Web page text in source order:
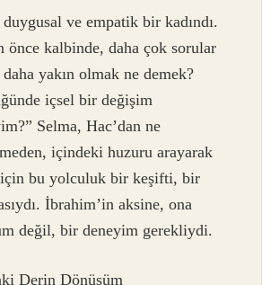
ve empatik bir kadındı.
önce kalbinde, daha çok sorular
yakın olmak ne demek?
içsel bir değişim
Selma, Hac’dan ne
içindeki huzuru arayarak
bu yolculuk bir keşifti, bir
İbrahim’in aksine, ona
değil, bir deneyim gerekliydi.
Derin Dönüşüm